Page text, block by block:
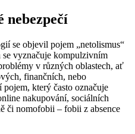
nebezpečí
se objevil pojem „netolismus“
se vyznačuje kompulzivním
v různých oblastech, ať
finančních, nebo
pojem, který často označuje
nakupování, sociálních
či nomofobii – fobii z absence